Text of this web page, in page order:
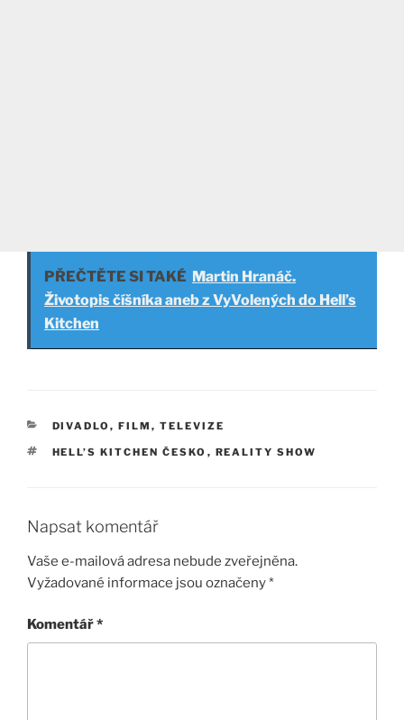
PŘEČTĚTE SI TAKÉ Martin Hranáč.
Životopis číšníka aneb z VyVolených do Hell’s
Kitchen
RUBRIKY
DIVADLO, FILM, TELEVIZE
ŠTÍTKY
HELL’S KITCHEN ČESKO , REALITY SHOW
Napsat komentář
Vaše e-mailová adresa nebude zveřejněna.
Vyžadované informace jsou označeny*
Komentář*